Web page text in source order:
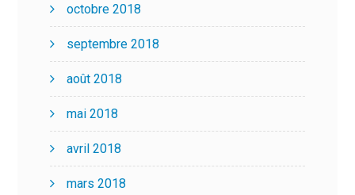
octobre 2018
septembre 2018
août 2018
mai 2018
avril 2018
mars 2018